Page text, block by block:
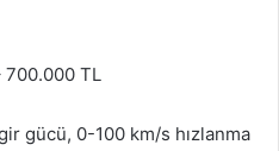
700.000 TL
gücü, 0-100 km/s hızlanma